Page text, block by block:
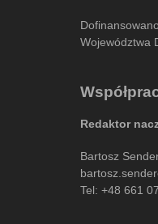
Województwa
Redaktor
Bartosz
Tel: +48 661